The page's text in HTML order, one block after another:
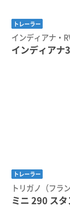
トレーラー
インディアナ・
インディアナ
トレーラー
トリガノ（フラン
ミニ 290 ス